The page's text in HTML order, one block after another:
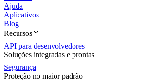
Ajuda
Aplicativos
Blog
Recursos
API para desenvolvedores
Soluções integradas e prontas
Segurança
Proteção no maior padrão